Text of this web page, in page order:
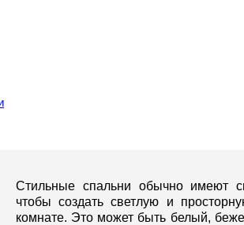
Стильные спальни обычно имеют
чтобы создать светлую и
комнате. Это может быть белый,